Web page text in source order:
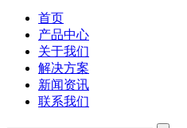
首页
产品中心
关于我们
解决方案
新闻资讯
联系我们